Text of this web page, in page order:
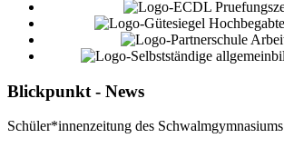
Blickpunkt - News
Schüler*innenzeitung des Schwalmgymnasiums